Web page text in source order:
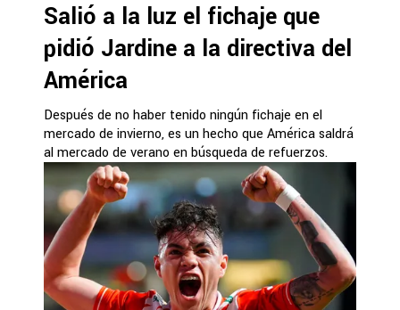
Salió a la luz el fichaje que
pidió Jardine a la directiva del
América
Después de no haber tenido ningún fichaje en el
mercado de invierno, es un hecho que América saldrá
al mercado de verano en búsqueda de refuerzos.